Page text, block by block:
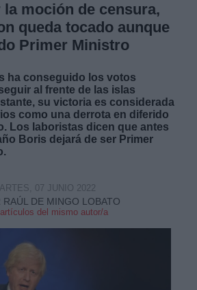
la moción de censura,
queda tocado aunque
Primer Ministro
ha conseguido los votos
al frente de las islas
su victoria es considerada
como una derrota en diferido
Los laboristas dicen que antes
Boris dejará de ser Primer
RAÚL DE MINGO LOBATO
del mismo autor/a
07 JUNIO 2022